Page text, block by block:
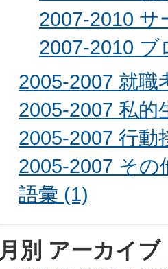
2007-2010 サ
2007-2010 ブ
2005-2007 就職
2005-2007 私的
2005-2007 行動
2005-2007 その
語彙 (1)
月別 アーカイブ